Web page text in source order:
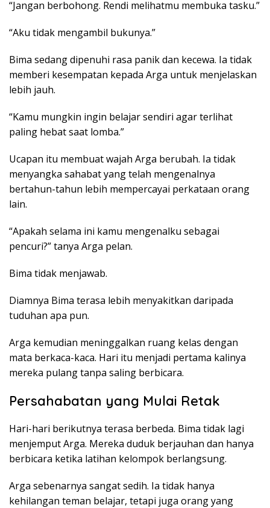
“Jangan berbohong. Rendi melihatmu membuka tasku.”
“Aku tidak mengambil bukunya.”
Bima sedang dipenuhi rasa panik dan kecewa. Ia tidak
memberi kesempatan kepada Arga untuk menjelaskan
lebih jauh.
“Kamu mungkin ingin belajar sendiri agar terlihat
paling hebat saat lomba.”
Ucapan itu membuat wajah Arga berubah. Ia tidak
menyangka sahabat yang telah mengenalnya
bertahun-tahun lebih mempercayai perkataan orang
lain.
“Apakah selama ini kamu mengenalku sebagai
pencuri?” tanya Arga pelan.
Bima tidak menjawab.
Diamnya Bima terasa lebih menyakitkan daripada
tuduhan apa pun.
Arga kemudian meninggalkan ruang kelas dengan
mata berkaca-kaca. Hari itu menjadi pertama kalinya
mereka pulang tanpa saling berbicara.
Persahabatan yang Mulai Retak
Hari-hari berikutnya terasa berbeda. Bima tidak lagi
menjemput Arga. Mereka duduk berjauhan dan hanya
berbicara ketika latihan kelompok berlangsung.
Arga sebenarnya sangat sedih. Ia tidak hanya
kehilangan teman belajar, tetapi juga orang yang